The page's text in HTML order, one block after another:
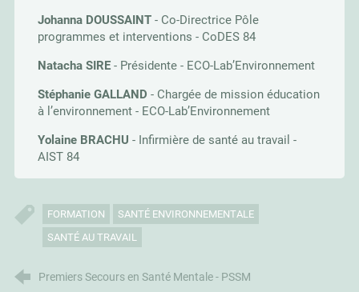
Johanna DOUSSAINT - Co-Directrice Pôle
programmes et interventions - CoDES 84
Natacha SIRE - Présidente - ECO-Lab’Environnement
Stéphanie GALLAND - Chargée de mission éducation
à l’environnement - ECO-Lab’Environnement
Yolaine BRACHU - Infirmière de santé au travail -
AIST 84
FORMATION
SANTÉ ENVIRONNEMENTALE
SANTÉ AU TRAVAIL
Premiers Secours en Santé Mentale - PSSM